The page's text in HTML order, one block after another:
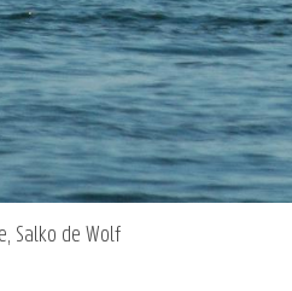
Salko de Wolf